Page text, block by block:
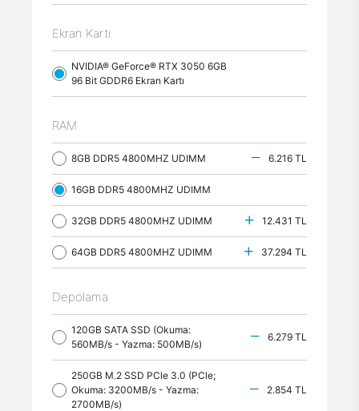
Ekran Kartı
NVIDIA® GeForce® RTX 3050 6GB
96 Bit GDDR6 Ekran Kartı
RAM
8GB DDR5 4800MHZ UDIMM 6.216 TL
16GB DDR5 4800MHZ UDIMM
32GB DDR5 4800MHZ UDIMM 12.431 TL
64GB DDR5 4800MHZ UDIMM 37.294 TL
Depolama
120GB SATA SSD (Okuma:
560MB/s - Yazma: 500MB/s)
6.279 TL
250GB M.2 SSD PCle 3.0 (PCle;
Okuma: 3200MB/s - Yazma:
2700MB/s)
2.854 TL